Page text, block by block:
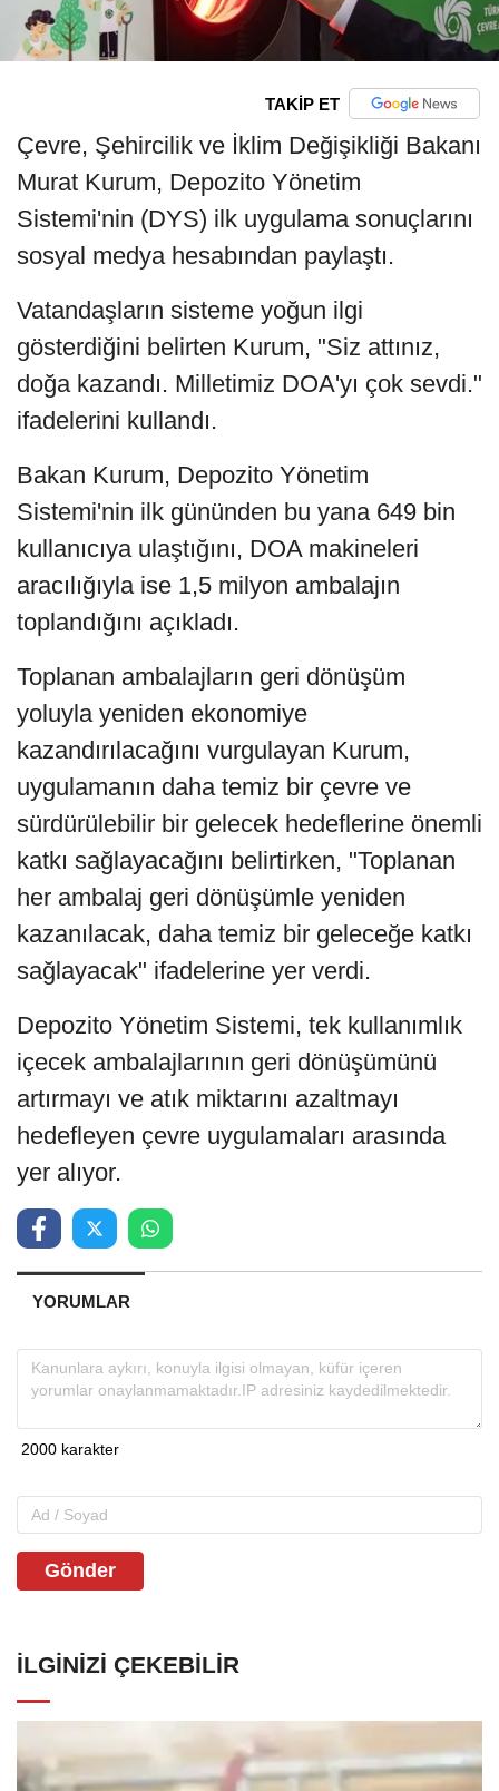
TAKİP ET
Çevre, Şehircilik ve İklim Değişikliği Bakanı
Murat Kurum, Depozito Yönetim
Sistemi'nin (DYS) ilk uygulama sonuçlarını
sosyal medya hesabından paylaştı.
Vatandaşların sisteme yoğun ilgi
gösterdiğini belirten Kurum, "Siz attınız,
doğa kazandı. Milletimiz DOA'yı çok sevdi."
ifadelerini kullandı.
Bakan Kurum, Depozito Yönetim
Sistemi'nin ilk gününden bu yana 649 bin
kullanıcıya ulaştığını, DOA makineleri
aracılığıyla ise 1,5 milyon ambalajın
toplandığını açıkladı.
Toplanan ambalajların geri dönüşüm
yoluyla yeniden ekonomiye
kazandırılacağını vurgulayan Kurum,
uygulamanın daha temiz bir çevre ve
sürdürülebilir bir gelecek hedeflerine önemli
katkı sağlayacağını belirtirken, "Toplanan
her ambalaj geri dönüşümle yeniden
kazanılacak, daha temiz bir geleceğe katkı
sağlayacak" ifadelerine yer verdi.
Depozito Yönetim Sistemi, tek kullanımlık
içecek ambalajlarının geri dönüşümünü
artırmayı ve atık miktarını azaltmayı
hedefleyen çevre uygulamaları arasında
yer alıyor.
YORUMLAR
Gönder
İLGINIZI ÇEKEBILIR